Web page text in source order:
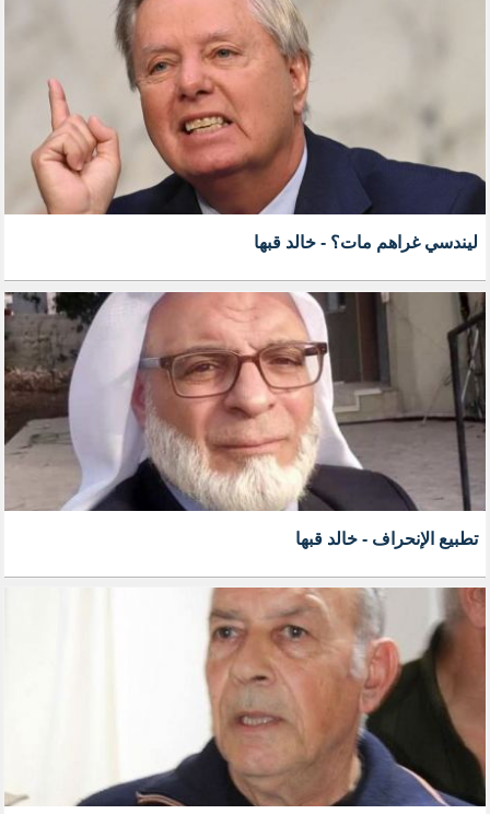
ليندسي غراهم مات؟ - خالد قبها
تطبيع الإنحراف - خالد قبها